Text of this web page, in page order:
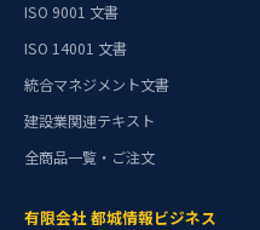
ISO 9001 文書
ISO 14001 文書
統合マネジメント文書
建設業関連テキスト
全商品一覧・ご注文
有限会社 都城情報ビジネス